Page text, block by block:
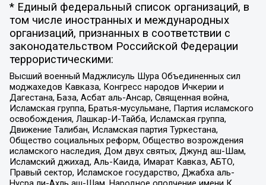
* Единый федеральный список организаций, в
том числе иностранных и международных
организаций, признанных в соответствии с
законодательством Российской Федерации
террористическими:
Высший военный Маджлисуль Шура Объединенных сил
моджахедов Кавказа, Конгресс народов Ичкерии и
Дагестана, База, Асбат аль-Ансар, Священная война,
Исламская группа, Братья-мусульмане, Партия исламского
освобождения, Лашкар-И-Тайба, Исламская группа,
Движение Талибан, Исламская партия Туркестана,
Общество социальных реформ, Общество возрождения
исламского наследия, Дом двух святых, Джунд аш-Шам,
Исламский джихад, Аль-Каида, Имарат Кавказ, АБТО,
Правый сектор, Исламское государство, Джабха аль-